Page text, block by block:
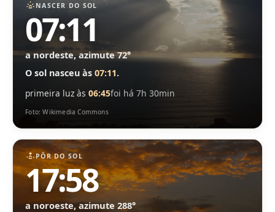
NASCER DO SOL
07:11
a nordeste, azimute 72°
O sol nasceu às07:11.
primeira luz às06:45foi há 7h 30min
Foto: Wikimedia Commons
PÔR DO SOL
17:58
a noroeste, azimute 288°